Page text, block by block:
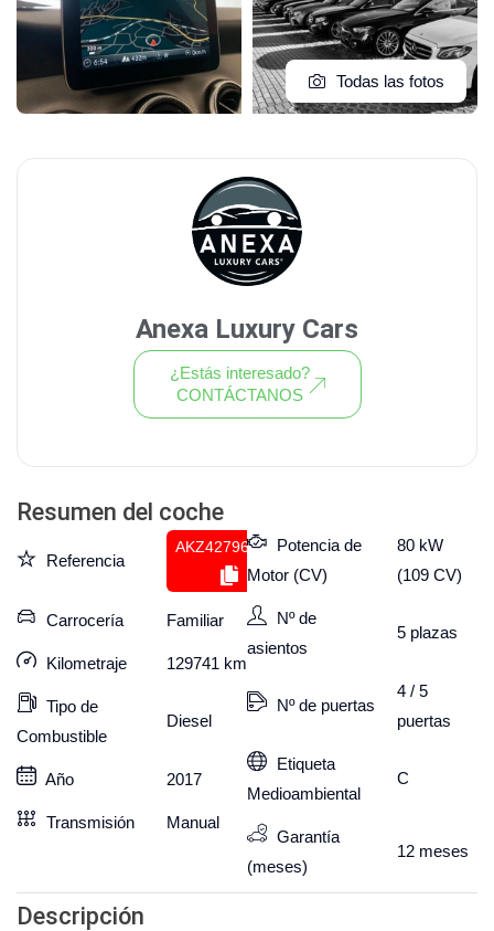
Todas las fotos
Resumen del coche
Referencia
AKZ427964193
Carrocería Familiar
Kilometraje 129741 km
Tipo de
Combustible
Diesel
Año 2017
Transmisión Manual
Potencia de
Motor (CV)
80 kW
(109 CV)
Nº de
asientos
5 plazas
Nº de puertas
4 / 5
puertas
Etiqueta
Medioambiental
C
Garantía
(meses)
12 meses
Descripción
Anexa Luxury Cars
¿Estás interesado?
CONTÁCTANOS